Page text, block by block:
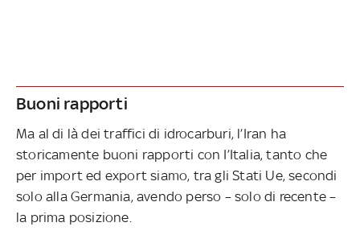
Buoni rapporti
Ma al di là dei traffici di idrocarburi, l’Iran ha
storicamente buoni rapporti con I’Italia, tanto che
per import ed export siamo, tra gli Stati Ue, secondi
solo alla Germania, avendo perso – solo di recente –
la prima posizione.